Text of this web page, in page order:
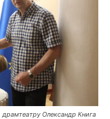
драмтеатру Олександр Книга